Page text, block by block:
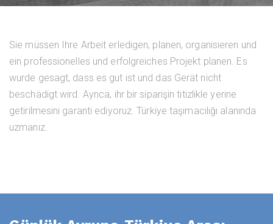
Sie müssen Ihre Arbeit erledigen, planen, organisieren und
ein professionelles und erfolgreiches Projekt planen. Es
wurde gesagt, dass es gut ist und das Gerät nicht
beschädigt wird. Ayrıca, ihr bir siparişin titizlikle yerine
getirilmesini garanti ediyoruz. Türkiye taşımacılığı alanında
uzmanız.